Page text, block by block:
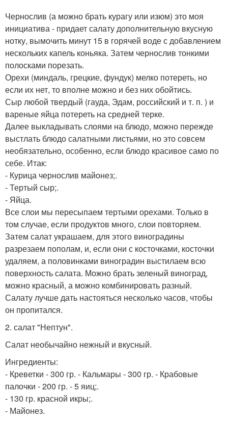
Чернослив (а можно брать курагу или изюм) это моя
инициатива - придает салату дополнительную вкусную
нотку, вымочить минут 15 в горячей воде с добавлением
нескольких капель коньяка. Затем чернослив тонкими
полосками порезать.
Орехи (миндаль, грецкие, фундук) мелко потереть, но
если их нет, то вполне можно и без них обойтись.
Сыр любой твердый (гауда, Эдам, российский и т. п. ) и
вареные яйца потереть на средней терке.
Далее выкладывать слоями на блюдо, можно пережде
выстлать блюдо салатными листьями, но это совсем
необязательно, особенно, если блюдо красивое само по
себе. Итак:
- Курица чернослив майонез;.
- Тертый сыр;.
- Яйца.
Все слои мы пересыпаем тертыми орехами. Только в
том случае, если продуктов много, слои повторяем.
Затем салат украшаем, для этого виноградины
разрезаем пополам, и, если они с косточками, косточки
удаляем, а половинками виноградин выстилаем всю
поверхность салата. Можно брать зеленый виноград,
можно красный, а можно комбинировать разный.
Салату лучше дать настояться несколько часов, чтобы
он пропитался.
2. салат "Нептун".
Салат необычайно нежный и вкусный.
Ингредиенты:
- Креветки - 300 гр. - Кальмары - 300 гр. - Крабовые
палочки - 200 гр. - 5 яиц;.
- 130 гр. красной икры;.
- Майонез.